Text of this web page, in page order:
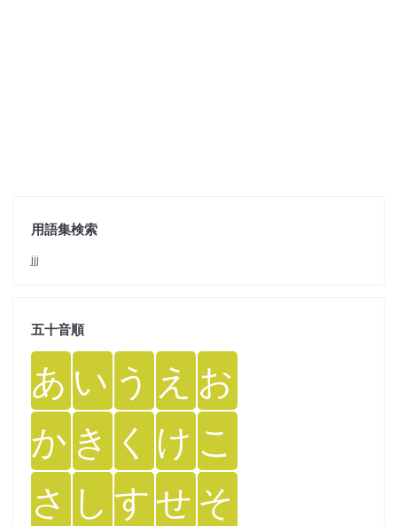
用語集検索
jjj
五十音順
あ い う え お
か き く け こ
さ し すせ そ